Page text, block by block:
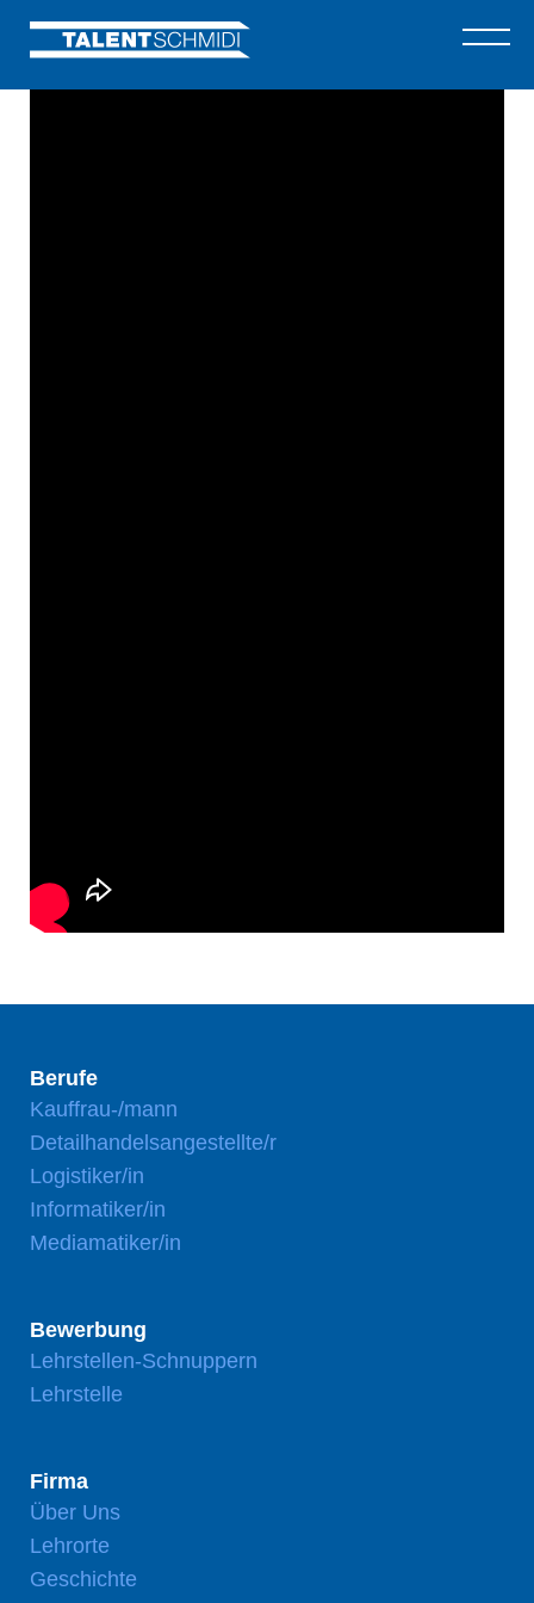
Berufe
Kauffrau-/mann
Detailhandelsangestellte/r
Logistiker/in
Informatiker/in
Mediamatiker/in
Bewerbung
Lehrstellen-Schnuppern
Lehrstelle
Firma
Über Uns
Lehrorte
Geschichte